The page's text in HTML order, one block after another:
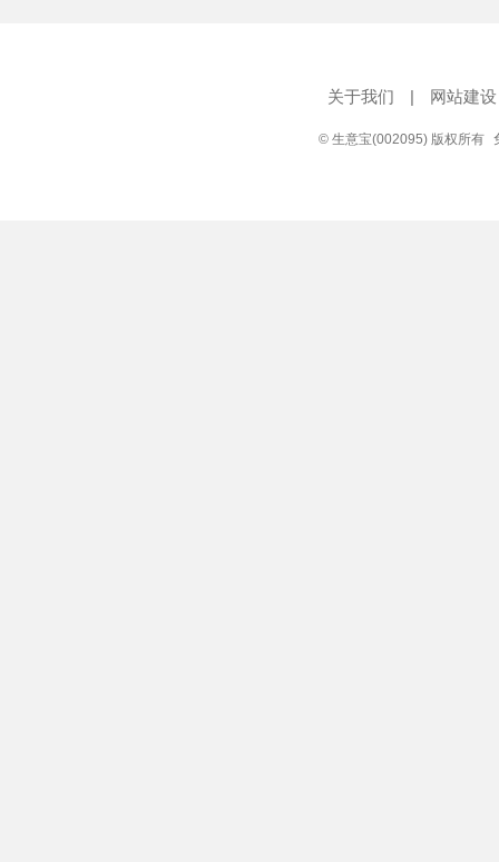
关于我们 | 网站建设
© 生意宝(002095) 版权所有